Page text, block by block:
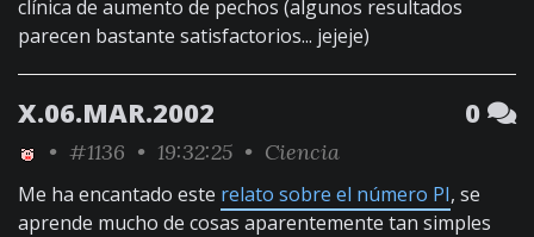
clínica de aumento de pechos (algunos resultados
parecen bastante satisfactorios... jejeje)
X.06.MAR.2002 0
• #1136 • 19:32:25 • Ciencia
Me ha encantado este relato sobre el número PI, se
aprende mucho de cosas aparentemente tan simples